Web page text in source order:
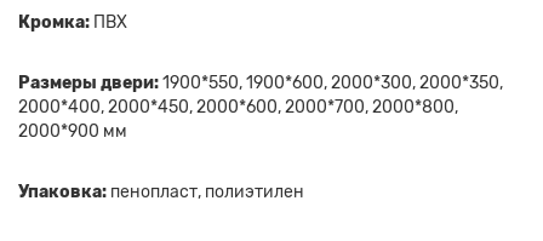
Кромка: ПВХ
Размеры двери:1900*550, 1900*600, 2000*300, 2000*350,
2000*400, 2000*450, 2000*600, 2000*700, 2000*800,
2000*900 мм
Упаковка: пенопласт, полиэтилен